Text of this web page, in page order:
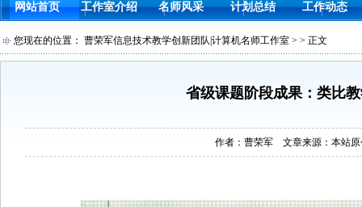
网站首页 工作室介绍 名师风采 计划总结 工作动态
您现在的位置： 曹荣军信息技术教学创新团队|计算机名师工作室 > > 正文
省级课题阶段成果：类比
作者：曹荣军 文章来源：本